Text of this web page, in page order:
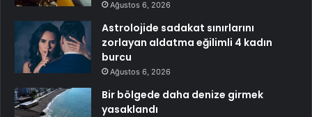
Ağustos 6, 2026
Astrolojide sadakat sınırlarını
zorlayan aldatma eğilimli 4 kadın
burcu
Ağustos 6, 2026
Bir bölgede daha denize girmek
yasaklandı